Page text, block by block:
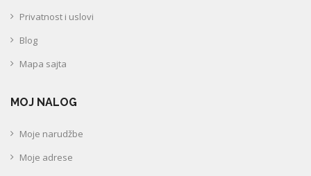
Privatnost i uslovi
Blog
Mapa sajta
MOJ NALOG
Moje narudžbe
Moje adrese